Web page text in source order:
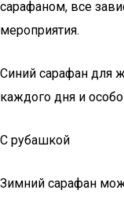
сарафаном, все
мероприятия.
Синий сарафан для
каждого дня и
С рубашкой
Зимний сарафан